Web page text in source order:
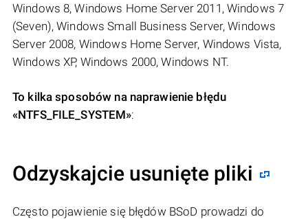
Windows 8, Windows Home Server 2011, Windows 7
(Seven), Windows Small Business Server, Windows
Server 2008, Windows Home Server, Windows Vista,
Windows XP, Windows 2000, Windows NT.
To kilka sposobów na naprawienie błędu
«NTFS_FILE_SYSTEM»:
Odzyskajcie usunięte pliki
Często pojawienie się błędów BSoD prowadzi do